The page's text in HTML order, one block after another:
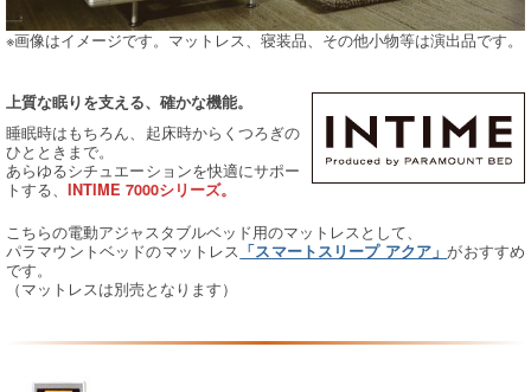
※画像はイメージです。マットレス、寝装品、その他小物等は演出品です。
上質な眠りを支える、確かな機能。
睡眠時はもちろん、起床時からくつろぎの
ひとときまで。
あらゆるシチュエーションを快適にサポー
トする、 INTIME 7000シリーズ。
こちらの電動アジャスタブルベッド用のマットレスとして、
パラマウントベッドのマットレス 「スマートスリープ アクア」がおすすめ
です。
（マットレスは別売となります）